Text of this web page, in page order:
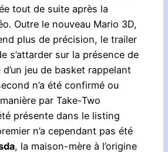
tout de suite après la
Outre le nouveau Mario 3D,
plus de précision, le trailer
s’attarder sur la présence de
jeu de basket rappelant
n’a été confirmé ou
par Take-Two
présente dans le listing
n’a cependant pas été
, la maison-mère à l’origine